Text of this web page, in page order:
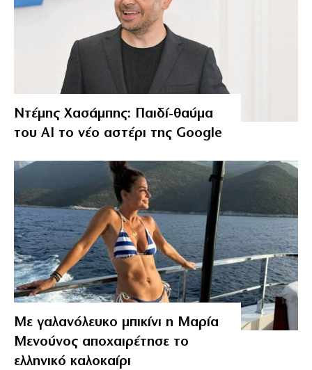
Ντέμης Χασάμπης: Παιδί-θαύμα
του ΑΙ το νέο αστέρι της Google
Με γαλανόλευκο μπικίνι η Μαρία
Μενούνος αποχαιρέτησε το
ελληνικό καλοκαίρι